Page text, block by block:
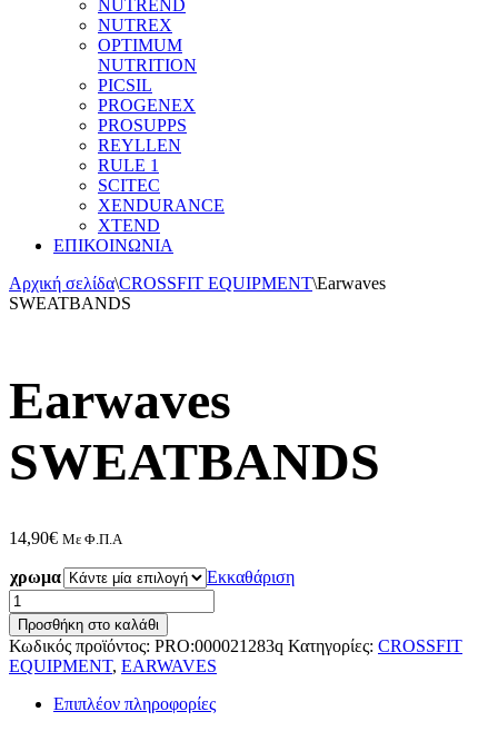
NUTREND
NUTREX
OPTIMUM
NUTRITION
PICSIL
PROGENEX
PROSUPPS
REYLLEN
RULE 1
SCITEC
XENDURANCE
XTEND
ΕΠΙΚΟΙΝΩΝΙΑ
Αρχική σελίδα\CROSSFIT EQUIPMENT\Earwaves
SWEATBANDS
Earwaves
SWEATBANDS
14,90€ Με Φ.Π.Α
χρωμα
Εκκαθάριση
Earwaves
SWEATBANDS
ποσότητα
Προσθήκη στο καλάθι
Κωδικός προϊόντος: PRO:000021283q Κατηγορίες: CROSSFIT
EQUIPMENT, EARWAVES
Επιπλέον πληροφορίες